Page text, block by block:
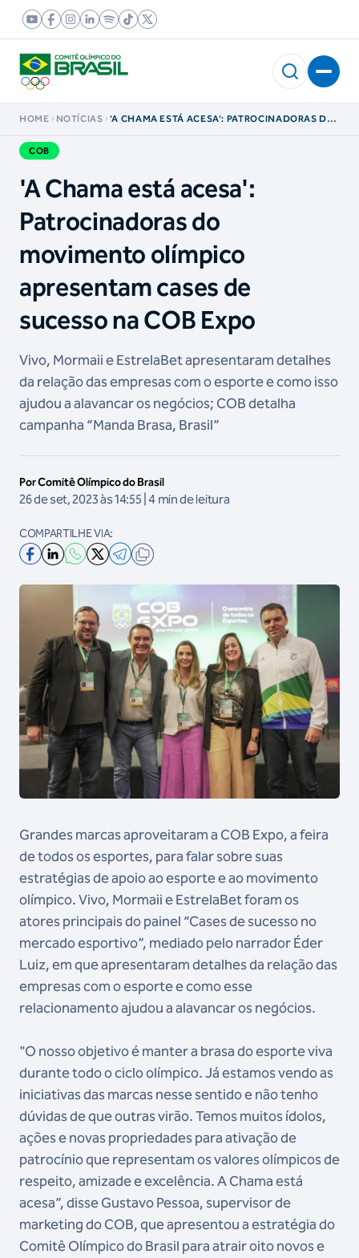
HOME NOTÍCIAS
'A CHAMA ESTÁ ACESA': PATROCINADORAS DO
COB
'A Chama está acesa':
Patrocinadoras do
movimento olímpico
apresentam cases de
sucesso na COB Expo
Vivo, Mormaii e EstrelaBet apresentaram detalhes
da relação das empresas com o esporte e como isso
ajudou a alavancar os negócios; COB detalha
campanha “Manda Brasa, Brasil”
Por Comitê Olímpico do Brasil
26 de set, 2023 às 14:55 | 4 min de leitura
COMPARTILHE VIA:
Grandes marcas aproveitaram a COB Expo, a feira
de todos os esportes, para falar sobre suas
estratégias de apoio ao esporte e ao movimento
olímpico. Vivo, Mormaii e EstrelaBet foram os
atores principais do painel “Cases de sucesso no
mercado esportivo”, mediado pelo narrador Éder
Luiz, em que apresentaram detalhes da relação das
empresas com o esporte e como esse
relacionamento ajudou a alavancar os negócios.
"O nosso objetivo é manter a brasa do esporte viva
durante todo o ciclo olímpico. Já estamos vendo as
iniciativas das marcas nesse sentido e não tenho
dúvidas de que outras virão. Temos muitos ídolos,
ações e novas propriedades para ativação de
patrocínio que representam os valores olímpicos de
respeito, amizade e excelência. A Chama está
acesa”, disse Gustavo Pessoa, supervisor de
marketing do COB, que apresentou a estratégia do
Comitê Olímpico do Brasil para atrair oito novos e